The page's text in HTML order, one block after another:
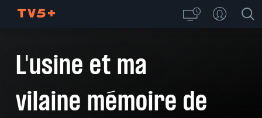
L'usine et ma
vilaine mémoire de